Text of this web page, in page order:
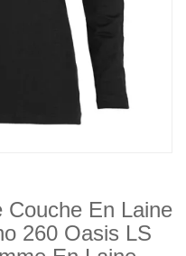
Couche En Laine
260 Oasis LS